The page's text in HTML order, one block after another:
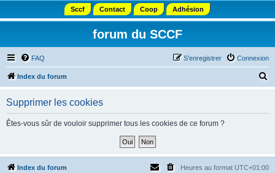
Sccf Contact Coop Adhésion
forum du SCCF
FAQ Connexion
S’enregistrer
Index du forum
Supprimer les cookies
Êtes-vous sûr de vouloir supprimer tous les cookies de ce forum ?
Index du forum Heures au format UTC+01:00